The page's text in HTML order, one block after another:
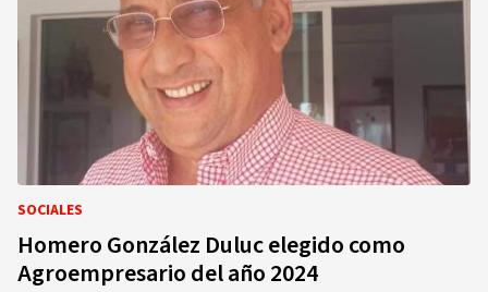
SOCIALES
Homero González Duluc elegido como
Agroempresario del año 2024